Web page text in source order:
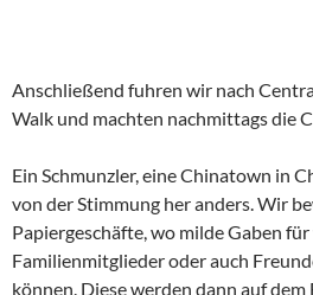
Anschließend fuhren wir nach
Walk und machten nachmittags die
Ein Schmunzler, eine Chinatown in
von der Stimmung her anders. Wir
Papiergeschäfte, wo milde Gaben
Familienmitglieder oder auch
können. Diese werden dann auf